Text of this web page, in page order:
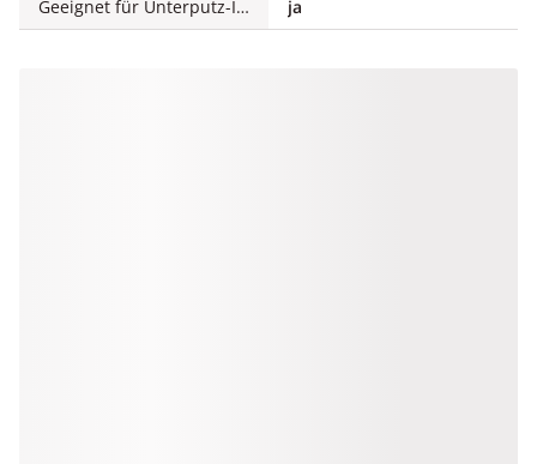
Geeignet für Unterputz-Installation
ja